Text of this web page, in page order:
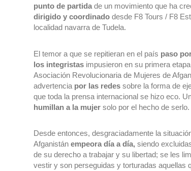
punto de partida
dirigido y coordinado desde F8 Tours / F8
localidad navarra de Tudela.
El temor a que se repitieran en el país paso
los integristas impusieron en su primera
Asociación Revolucionaria de Mujeres de
advertencia por las redes sobre la forma de
que toda la prensa internacional se hizo eco.
humillan a la mujer solo por el hecho de serlo.
Desde entonces, desgraciadamente la
Afganistán empeora día a día, siendo
de su derecho a trabajar y su libertad; se les